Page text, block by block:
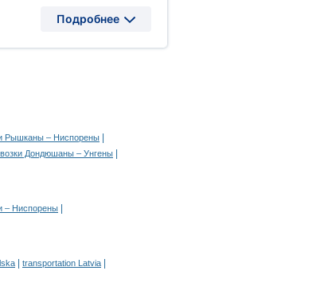
Подробнее
Рышканы – Ниспорены
Дондюшаны – Унгены
– Ниспорены
transportation Latvia